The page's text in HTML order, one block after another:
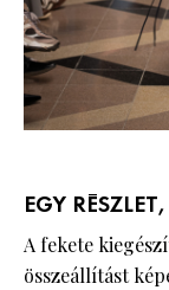
EGY
A fekete
összeállítást